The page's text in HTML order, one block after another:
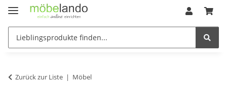
Zurück zur Liste Möbel